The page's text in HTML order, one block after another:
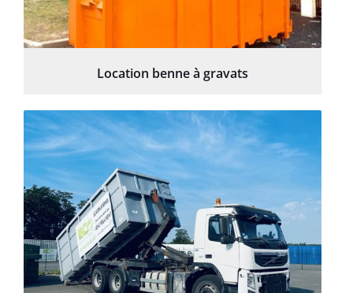
Location benne à gravats